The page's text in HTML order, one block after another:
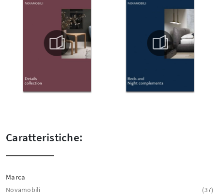
Caratteristiche:
Marca
Novamobili 37